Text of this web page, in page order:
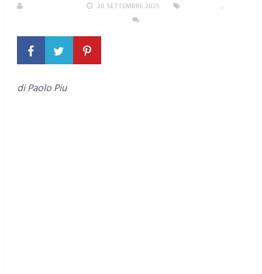
20 SETTEMBRE 2025
,
di Paolo Piu